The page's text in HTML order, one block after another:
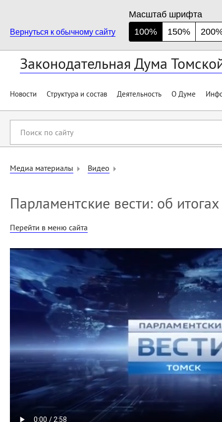
Вернуться к обычному сайту
Масштаб шрифта
100%
150%
Законодательная Дума
Новости Структура и состав Деятельность О Думе
сайту
Медиа материалы
Видео
Парламентские вести: об
Перейти в меню сайта